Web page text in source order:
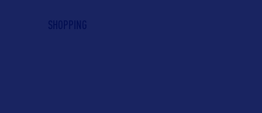
SHOPPING